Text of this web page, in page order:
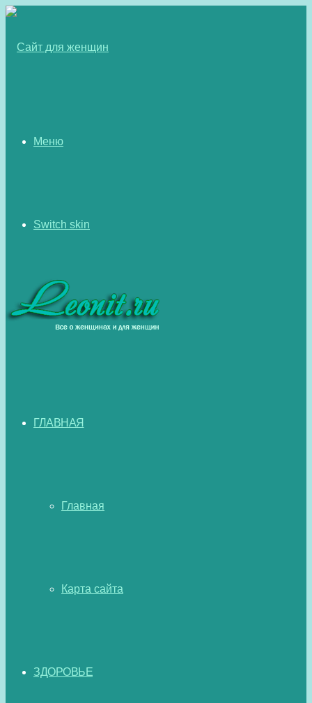
Меню
Switch skin
ГЛАВНАЯ
Главная
Карта сайта
ЗДОРОВЬЕ